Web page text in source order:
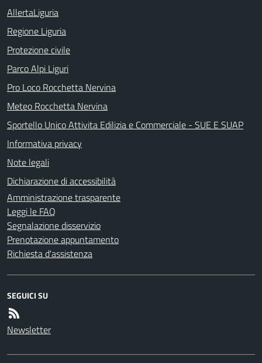
AllertaLiguria
Regione Liguria
Protezione civile
Parco Alpi Liguri
Pro Loco Rocchetta Nervina
Meteo Rocchetta Nervina
Sportello Unico Attivita Edilizia e Commerciale - SUE E SUAP
Informativa privacy
Note legali
Dichiarazione di accessibilità
Amministrazione trasparente
Leggi le FAQ
Segnalazione disservizio
Prenotazione appuntamento
Richiesta d'assistenza
SEGUICI SU
Newsletter